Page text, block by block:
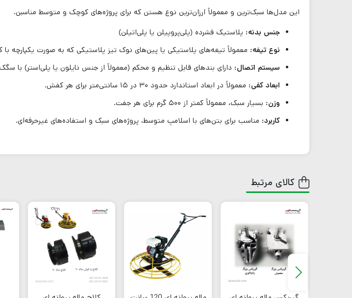
این مدل‌ها سبک‌ترین و معمولاً ارزان‌ترین نوع هستن که برای پروژه‌های کوچک و متوسط مناسبن.
جنس بدنه: پلاستیک فشرده (پلی‌پروپیلن یا پلی‌اتیلن)
نوع تیغه: معمولاً تیغه‌های پلاستیکی یا پین‌های نوک تیز پلاستیکی که به صورت یکپارچه
سیستم اتصال: دارای بندهای قابل تنظیم و محکم (معمولاً از جنس نایلون یا پلی‌استر) با
ابعاد کفی: معمولاً در ابعاد استاندارد حدود ۳۰ در ۱۵ سانتی‌متر برای هر کفش.
وزن: بسیار سبک، معمولاً کمتر از ۵۰۰ گرم برای هر جفت.
کاربرد: مناسب برای بتن‌های با اسلامپ متوسط، پروژه‌های سبک و استفاده‌های غیرحرفه‌ای.
کالای مرتبط